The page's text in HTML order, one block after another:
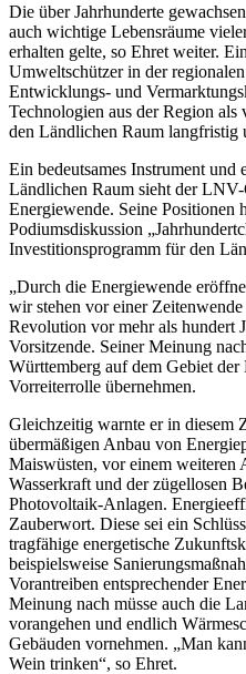
Die über Jahrhunderte
auch wichtige Lebensräume
erhalten gelte, so Ehret weiter.
Umweltschützer in der
Entwicklungs- und
Technologien aus der Region als
den Ländlichen Raum langfristig
Ein bedeutsames Instrument und
Ländlichen Raum sieht der
Energiewende. Seine Positionen
Podiumsdiskussion
Investitionsprogramm für den
„Durch die Energiewende
wir stehen vor einer
Revolution vor mehr als hundert
Vorsitzende. Seiner Meinung
Württemberg auf dem Gebiet der
Vorreiterrolle übernehmen.
Gleichzeitig warnte er in diesem
übermäßigen Anbau von
Maiswüsten, vor einem weiteren
Wasserkraft und der zügellosen
Photovoltaik-Anlagen.
Zauberwort. Diese sei ein
tragfähige energetische
beispielsweise
Vorantreiben entsprechender
Meinung nach müsse auch die
vorangehen und endlich
Gebäuden vornehmen. „Man
Wein trinken“, so Ehret.